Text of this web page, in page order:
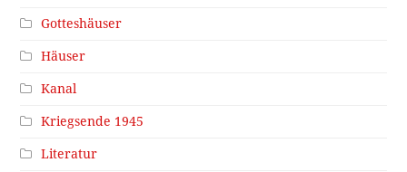
Gotteshäuser
Häuser
Kanal
Kriegsende 1945
Literatur